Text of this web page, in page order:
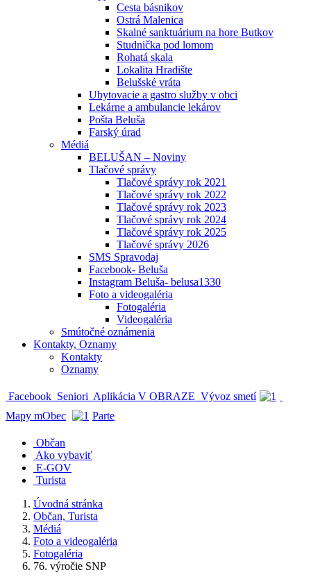
Cesta básnikov
Ostrá Malenica
Skalné sanktuárium na hore Butkov
Studnička pod lomom
Rohatá skala
Lokalita Hradište
Belušské vráta
Ubytovacie a gastro služby v obci
Lekárne a ambulancie lekárov
Pošta Beluša
Farský úrad
Médiá
BELUŠAN – Noviny
Tlačové správy
Tlačové správy rok 2021
Tlačové správy rok 2022
Tlačové správy rok 2023
Tlačové správy rok 2024
Tlačové správy rok 2025
Tlačové správy 2026
SMS Spravodaj
Facebook- Beluša
Instagram Beluša- belusa1330
Foto a videogaléria
Fotogaléria
Videogaléria
Smútočné oznámenia
Kontakty, Oznamy
Kontakty
Oznamy
Facebook Seniori Aplikácia V OBRAZE Vývoz smetí
Mapy mObec
Parte
Občan
Ako vybaviť
E-GOV
Turista
Úvodná stránka
Občan, Turista
Médiá
Foto a videogaléria
Fotogaléria
76. výročie SNP